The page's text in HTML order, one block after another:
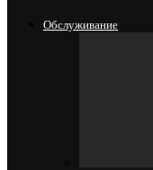
Обслуживание